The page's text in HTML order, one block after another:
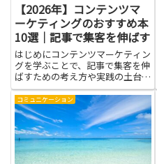
【2026年】コンテンツマ
ーケティングのおすすめ本
10選｜記事で集客を伸ばす
はじめにコンテンツマーケティン
グを学ぶことで、記事で集客を伸
ばすための考え方や実践の土台が
身につきます。読者の悩みを的確
に捉える力、検索意図に合わせた
記事構成、魅力的な見出しや導線
づくりといった技術は、単にアク
セスを増やすだけでなく、見込
み...
コミュニケーション